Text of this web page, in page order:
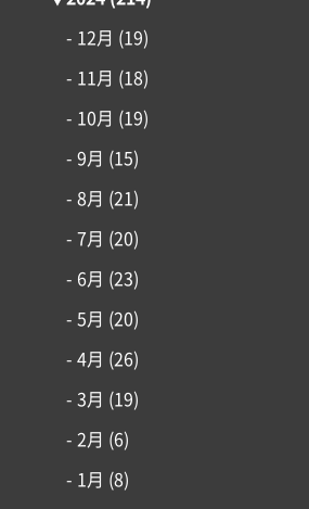
- 12月 (19)
- 11月 (18)
- 10月 (19)
- 9月 (15)
- 8月 (21)
- 7月 (20)
- 6月 (23)
- 5月 (20)
- 4月 (26)
- 3月 (19)
- 2月 (6)
- 1月 (8)